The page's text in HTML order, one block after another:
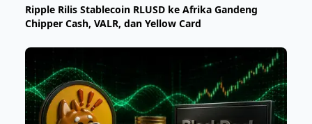
Ripple Rilis Stablecoin RLUSD ke Afrika Gandeng
Chipper Cash, VALR, dan Yellow Card